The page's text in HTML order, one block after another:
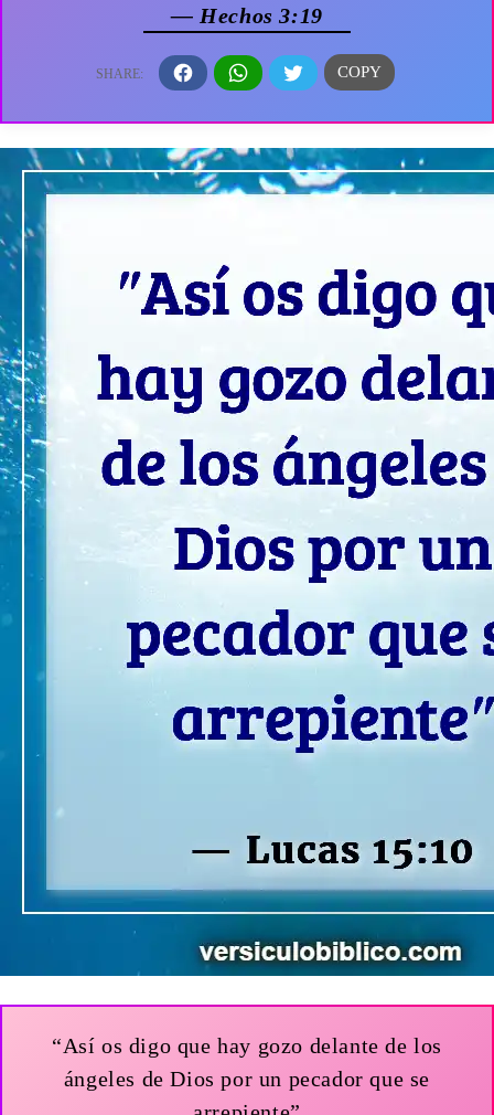
— Hechos 3:19
“Así os digo que hay gozo delante de los
ángeles de Dios por un pecador que se